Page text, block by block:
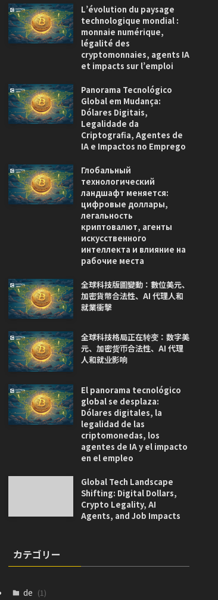
L’évolution du paysage
technologique mondial :
monnaie numérique,
légalité des
cryptomonnaies, agents IA
et impacts sur l’emploi
Panorama Tecnológico
Global em Mudança:
Dólares Digitais,
Legalidade da
Criptografia, Agentes de
IA e Impactos no Emprego
Глобальный
технологический
ландшафт меняется:
цифровые доллары,
легальность
криптовалют, агенты
искусственного
интеллекта и влияние на
рабочие места
全球科技版圖變動：數位美元、
加密貨幣合法性、AI 代理人和
就業衝擊
全球科技格局正在转变：数字美
元、加密货币合法性、AI 代理
人和就业影响
El panorama tecnológico
global se desplaza:
Dólares digitales, la
legalidad de las
criptomonedas, los
agentes de IA y el impacto
en el empleo
Global Tech Landscape
Shifting: Digital Dollars,
Crypto Legality, AI
Agents, and Job Impacts
カテゴリー
de (1)